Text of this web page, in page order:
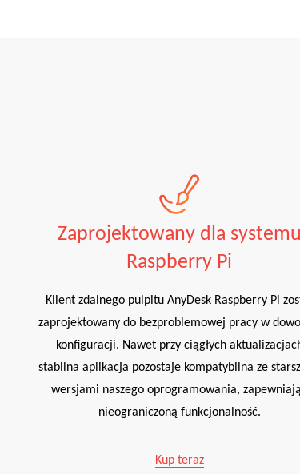
Zaprojektowany dla systemu
Raspberry Pi
Klient zdalnego pulpitu AnyDesk Raspberry Pi
zaprojektowany do bezproblemowej pracy w
konfiguracji. Nawet przy ciągłych
stabilna aplikacja pozostaje kompatybilna ze
wersjami naszego oprogramowania,
nieograniczoną funkcjonalność.
Kup teraz